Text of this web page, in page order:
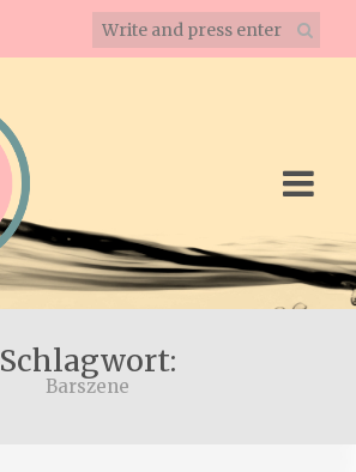
Schlagwort:
Barszene